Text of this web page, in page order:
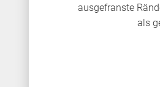
ausgefranste
als